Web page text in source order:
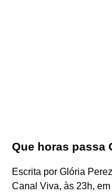
Que horas passa
Escrita por Glória
Canal Viva, às 23h,